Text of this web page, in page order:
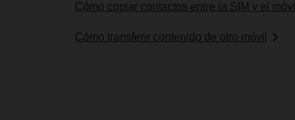
Cómo copiar contactos entre la SIM y el móvil
Cómo transferir contenido de otro móvil